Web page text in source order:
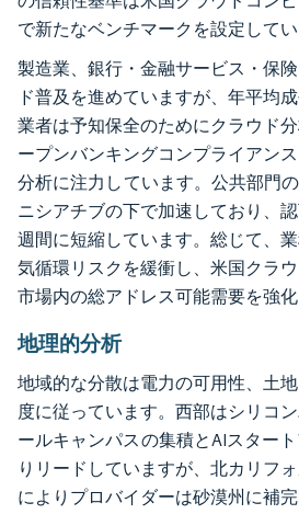
で新たなベンチマークを設定してい
製造業、銀行・金融サービス・保
ド普及を進めていますが、年平均
業者は予知保全のためにクラウド
ープンバンキングコンプライアン
分析に注力しています。公共部門の
ニシアチブの下で加速しており、
週間に短縮しています。総じて、
気循環リスクを緩衝し、米国クラ
市場内の総アドレス可能需要を強化
地理的分析
地域的な分散は電力の可用性、土
度に従っています。西部はシリコ
ールキャンパスの集積とAIスター
りリードしていますが、北カリフ
によりプロバイダーは砂漠州に補